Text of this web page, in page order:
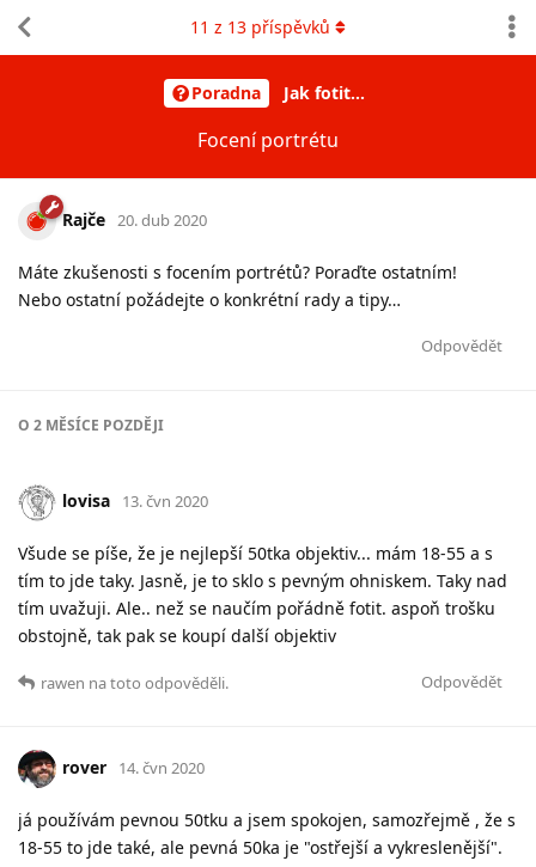
Poradna Jak fotit…
Focení portrétu
11 z 13 příspěvků
Rajče 20. dub 2020
Máte zkušenosti s focením portrétů? Poraďte ostatním!
Nebo ostatní požádejte o konkrétní rady a tipy…
Odpovědět
O 2 MĚSÍCE POZDĚJI
lovisa 13. čvn 2020
Všude se píše, že je nejlepší 50tka objektiv... mám 18-55 a s
tím to jde taky. Jasně, je to sklo s pevným ohniskem. Taky nad
tím uvažuji. Ale.. než se naučím pořádně fotit. aspoň trošku
obstojně, tak pak se koupí další objektiv
Odpovědět
rawen na toto odpověděli.
rover 14. čvn 2020
já používám pevnou 50tku a jsem spokojen, samozřejmě , že s
18-55 to jde také, ale pevná 50ka je "ostřejší a vykreslenější".